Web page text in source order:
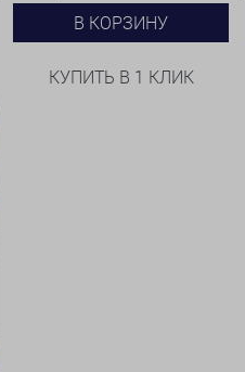
В КОРЗИНУ
КУПИТЬ В 1 КЛИК